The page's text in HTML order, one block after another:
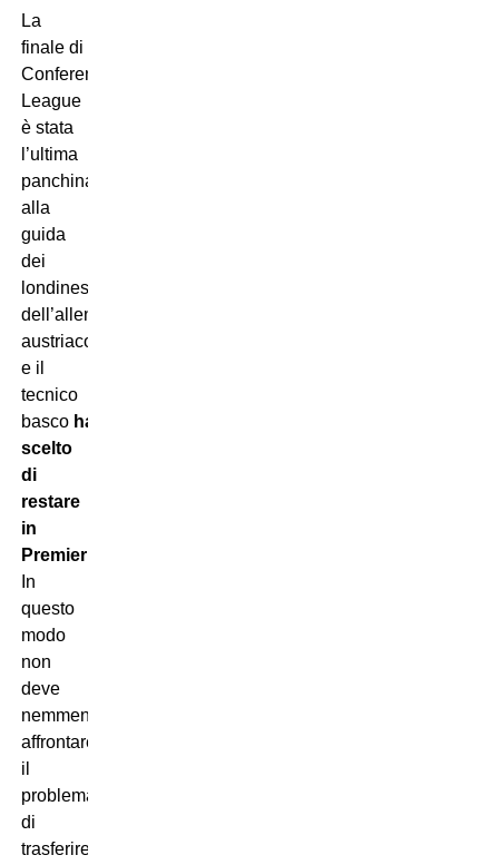
La
finale di
Conference
League
è stata
l’ultima
panchina
alla
guida
dei
londinesi
dell’allenatore
austriaco
e il
tecnico
basco ha
scelto
di
restare
in
Premier.
In
questo
modo
non
deve
nemmeno
affrontare
il
problema
di
trasferire